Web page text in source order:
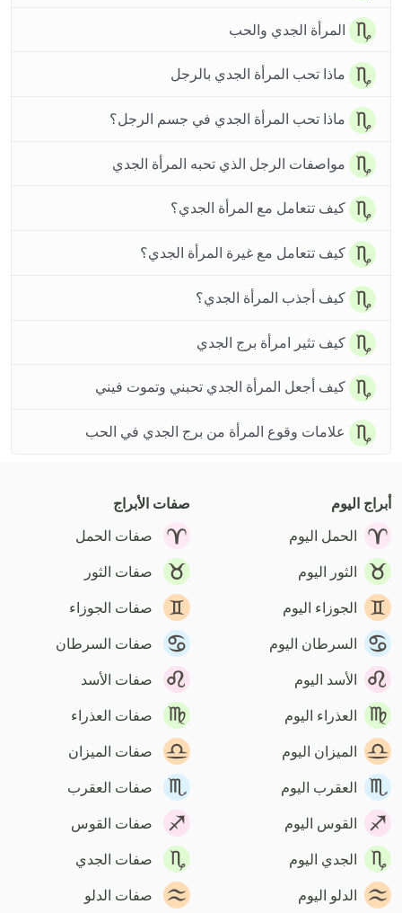
المرأة الجدي والحب
ماذا تحب المرأة الجدي بالرجل
ماذا تحب المرأة الجدي في جسم الرجل؟
مواصفات الرجل الذي تحبه المرأة الجدي
كيف تتعامل مع المرأة الجدي؟
كيف تتعامل مع غيرة المرأة الجدي؟
كيف أجذب المرأة الجدي؟
كيف تثير امرأة برج الجدي
كيف أجعل المرأة الجدي تحبني وتموت فيني
علامات وقوع المرأة من برج الجدي في الحب
أبراج اليوم
الحمل اليوم
الثور اليوم
الجوزاء اليوم
السرطان اليوم
الأسد اليوم
العذراء اليوم
الميزان اليوم
العقرب اليوم
القوس اليوم
الجدي اليوم
الدلو اليوم
صفات الأبراج
صفات الحمل
صفات الثور
صفات الجوزاء
صفات السرطان
صفات الأسد
صفات العذراء
صفات الميزان
صفات العقرب
صفات القوس
صفات الجدي
صفات الدلو